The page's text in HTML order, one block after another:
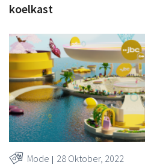
koelkast
Mode 28 Oktober, 2022